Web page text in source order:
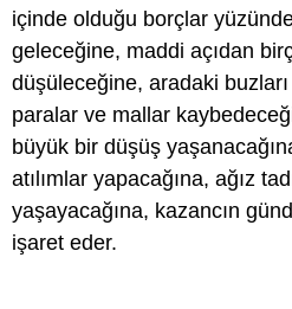
içinde olduğu borçlar
geleceğine, maddi açıdan
düşüleceğine, aradaki
paralar ve mallar
büyük bir düşüş
atılımlar yapacağına, ağız
yaşayacağına, kazancın
işaret eder.